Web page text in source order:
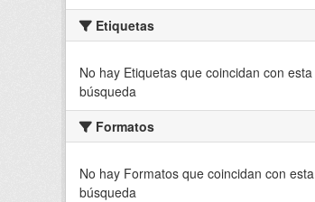
Etiquetas
No hay Etiquetas que coincidan con esta
búsqueda
Formatos
No hay Formatos que coincidan con esta
búsqueda